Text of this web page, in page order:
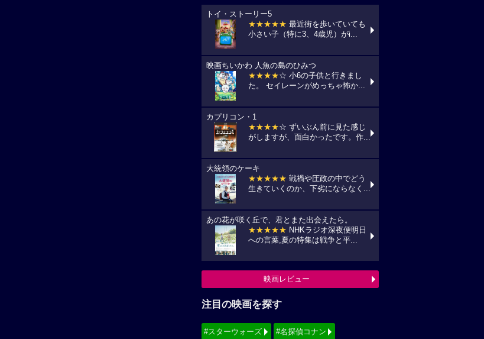
トイ・ストーリー5
★★★★★ 最近街を歩いていても
小さい子（特に3、4歳児）がi...
映画ちいかわ 人魚の島のひみつ
★★★★☆ 小6の子供と行きまし
た。 セイレーンがめっちゃ怖か...
カプリコン・1
★★★★☆ ずいぶん前に見た感じ
がしますが、面白かったです。作...
大統領のケーキ
★★★★★ 戦禍や圧政の中でどう
生きていくのか、下劣にならなく...
あの花が咲く丘で、君とまた出会えたら。
★★★★★ NHKラジオ深夜便明日
への言葉,夏の特集は戦争と平...
映画レビュー
注目の映画を探す
#スターウォーズ #名探偵コナン